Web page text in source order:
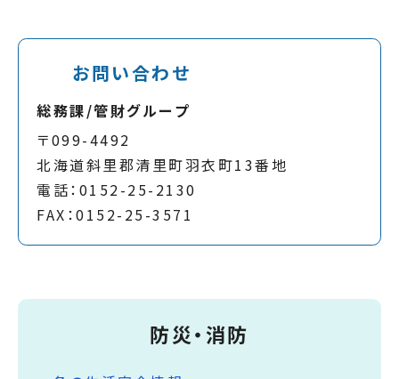
お問い合わせ
総務課/管財グループ
〒099-4492
北海道斜里郡清里町羽衣町13番地
電話：0152-25-2130
FAX：0152-25-3571
防災・消防